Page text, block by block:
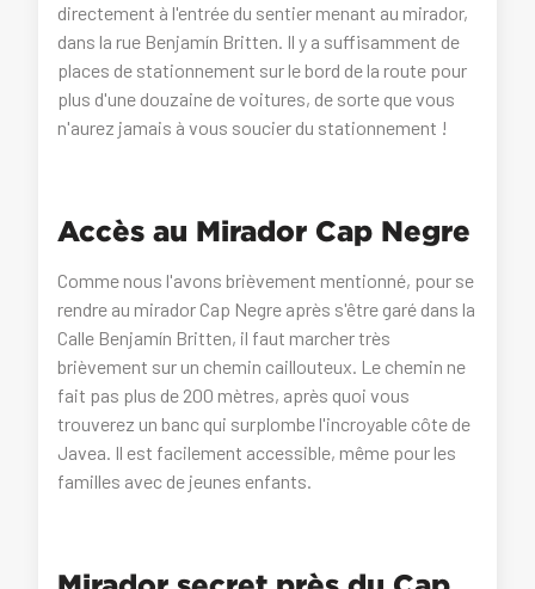
directement à l'entrée du sentier menant au mirador,
dans la rue Benjamín Britten. Il y a suffisamment de
places de stationnement sur le bord de la route pour
plus d'une douzaine de voitures, de sorte que vous
n'aurez jamais à vous soucier du stationnement !
Accès au Mirador Cap Negre
Comme nous l'avons brièvement mentionné, pour se
rendre au mirador Cap Negre après s'être garé dans la
Calle Benjamín Britten, il faut marcher très
brièvement sur un chemin caillouteux. Le chemin ne
fait pas plus de 200 mètres, après quoi vous
trouverez un banc qui surplombe l'incroyable côte de
Javea. Il est facilement accessible, même pour les
familles avec de jeunes enfants.